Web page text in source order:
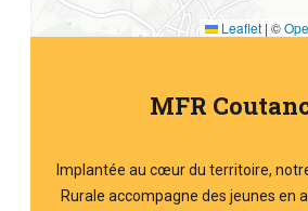
Leaflet | ©
MFR
Implantée au cœur du territoire,
Rurale accompagne des jeunes en